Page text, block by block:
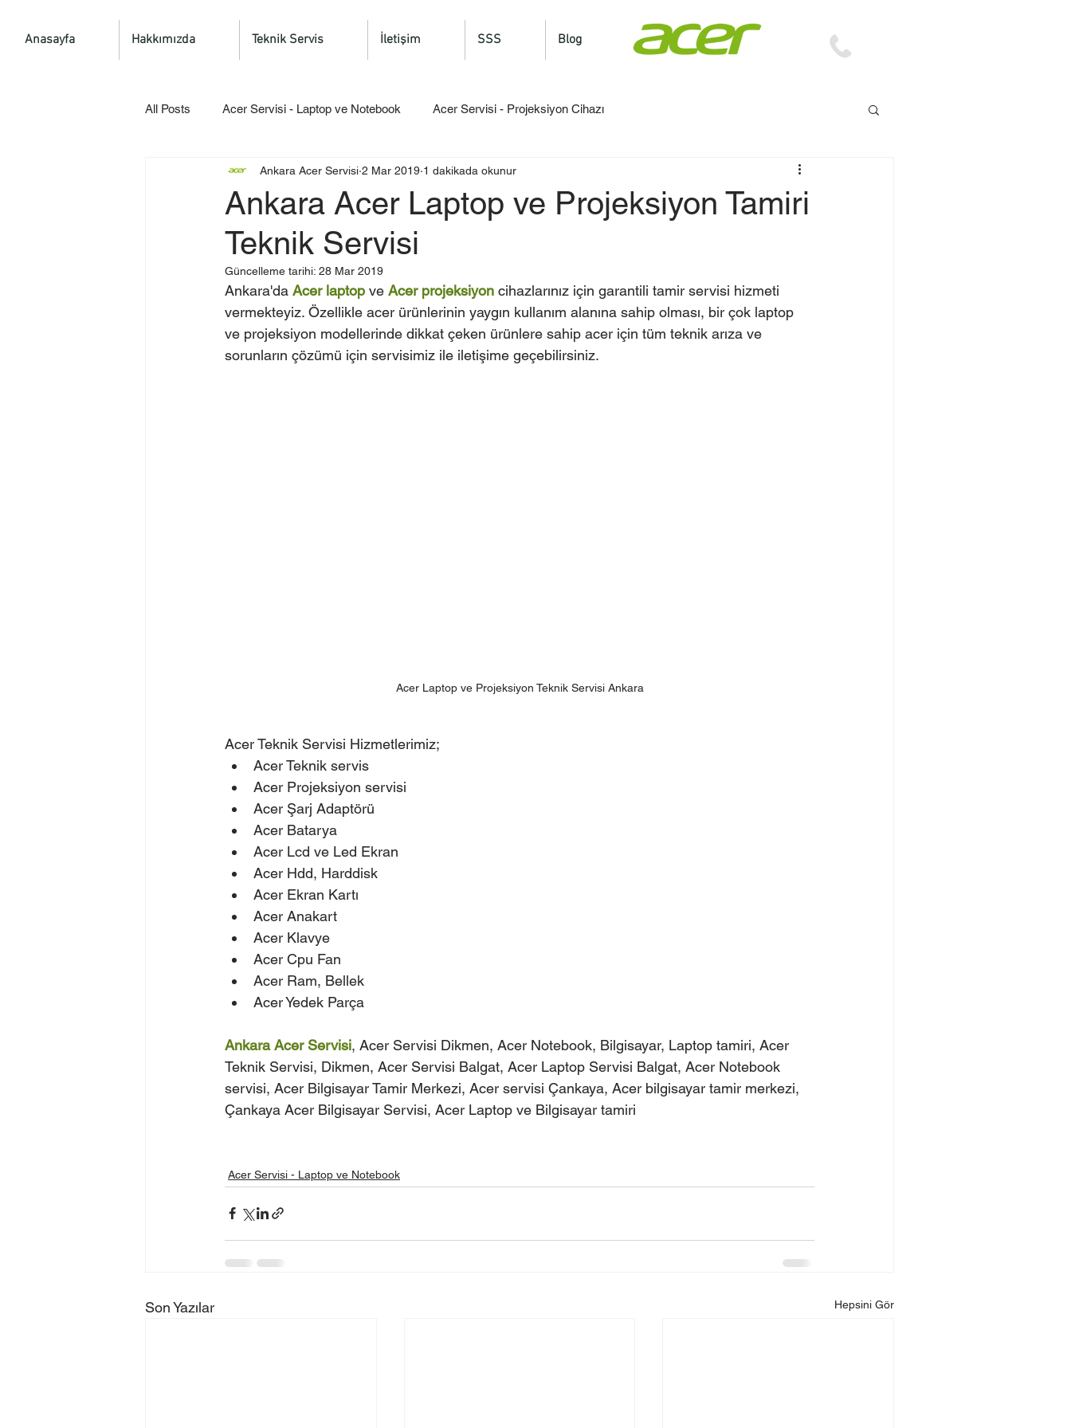
Anasayfa Hakkımızda Teknik Servis İletişim SSS Blog
All Posts Acer Servisi - Laptop ve Notebook Acer Servisi - Projeksiyon Cihazı
Ankara Acer Laptop ve Projeksiyon Tamiri
Teknik Servisi
Ankara Acer Servisi 2 Mar 2019 1 dakikada okunur
Güncelleme tarihi: 28 Mar 2019
Ankara'da Acer laptop ve Acer projeksiyon cihazlarınız için garantili tamir servisi hizmeti
vermekteyiz. Özellikle acer ürünlerinin yaygın kullanım alanına sahip olması, bir çok laptop
ve projeksiyon modellerinde dikkat çeken ürünlere sahip acer için tüm teknik arıza ve
sorunların çözümü için servisimiz ile iletişime geçebilirsiniz.
Acer Laptop ve Projeksiyon Teknik Servisi Ankara
Acer Teknik Servisi Hizmetlerimiz;
Acer Teknik servis
Acer Projeksiyon servisi
Acer Şarj Adaptörü
Acer Batarya
Acer Lcd ve Led Ekran
Acer Hdd, Harddisk
Acer Ekran Kartı
Acer Anakart
Acer Klavye
Acer Cpu Fan
Acer Ram, Bellek
Acer Yedek Parça
Ankara Acer Servisi, Acer Servisi Dikmen, Acer Notebook, Bilgisayar, Laptop tamiri, Acer
Teknik Servisi, Dikmen, Acer Servisi Balgat, Acer Laptop Servisi Balgat, Acer Notebook
servisi, Acer Bilgisayar Tamir Merkezi, Acer servisi Çankaya, Acer bilgisayar tamir merkezi,
Çankaya Acer Bilgisayar Servisi, Acer Laptop ve Bilgisayar tamiri
Acer Servisi - Laptop ve Notebook
Son Yazılar Hepsini Gör